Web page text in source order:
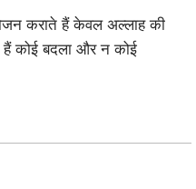
कराते हैं केवल अल्लाह की
हैं कोई बदला और न कोई